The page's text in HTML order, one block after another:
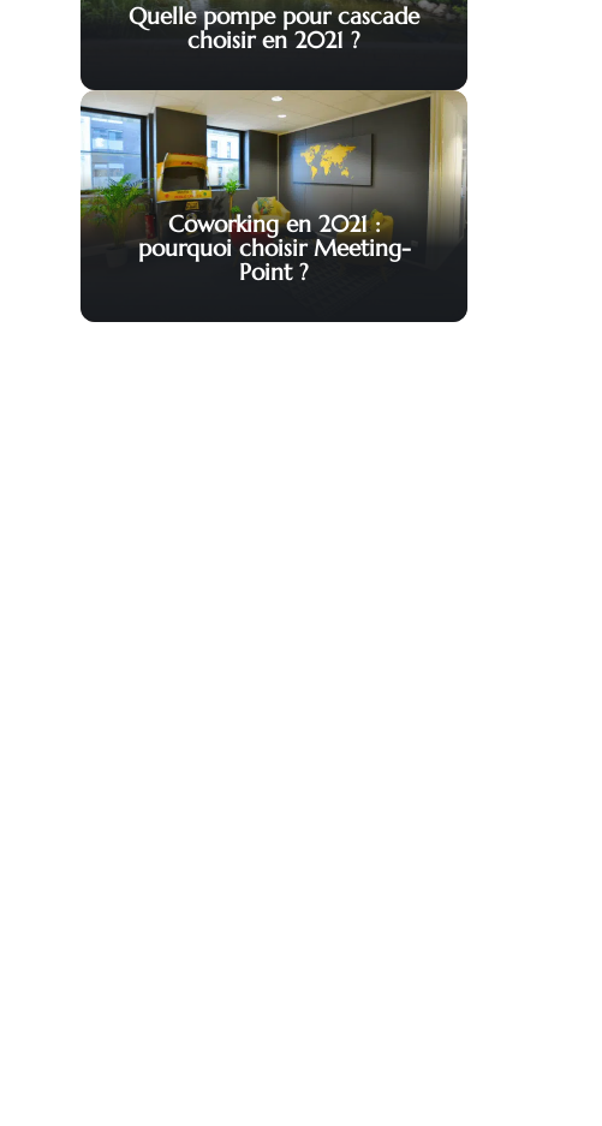
Quelle pompe pour cascade
choisir en 2021 ?
Coworking en 2021 :
pourquoi choisir Meeting-
Point ?